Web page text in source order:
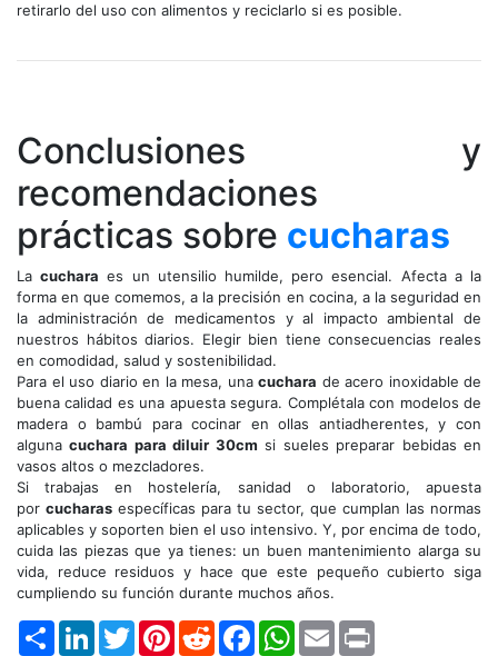
retirarlo del uso con alimentos y reciclarlo si es posible.
Conclusiones y
recomendaciones
prácticas sobre cucharas
Lacuchara es un utensilio humilde, pero esencial. Afecta a la
forma en que comemos, a la precisión en cocina, a la seguridad en
la administración de medicamentos y al impacto ambiental de
nuestros hábitos diarios. Elegir bien tiene consecuencias reales
en comodidad, salud y sostenibilidad.
Para el uso diario en la mesa, una cuchara de acero inoxidable de
buena calidad es una apuesta segura. Complétala con modelos de
madera o bambú para cocinar en ollas antiadherentes, y con
algunacuchara para diluir 30cm si sueles preparar bebidas en
vasos altos o mezcladores.
Si trabajas en hostelería, sanidad o laboratorio, apuesta
por cucharas específicas para tu sector, que cumplan las normas
aplicables y soporten bien el uso intensivo. Y, por encima de todo,
cuida las piezas que ya tienes: un buen mantenimiento alarga su
vida, reduce residuos y hace que este pequeño cubierto siga
cumpliendo su función durante muchos años.
Share LinkedInTwitterPinterestReddit FacebookWhatsApp
Email